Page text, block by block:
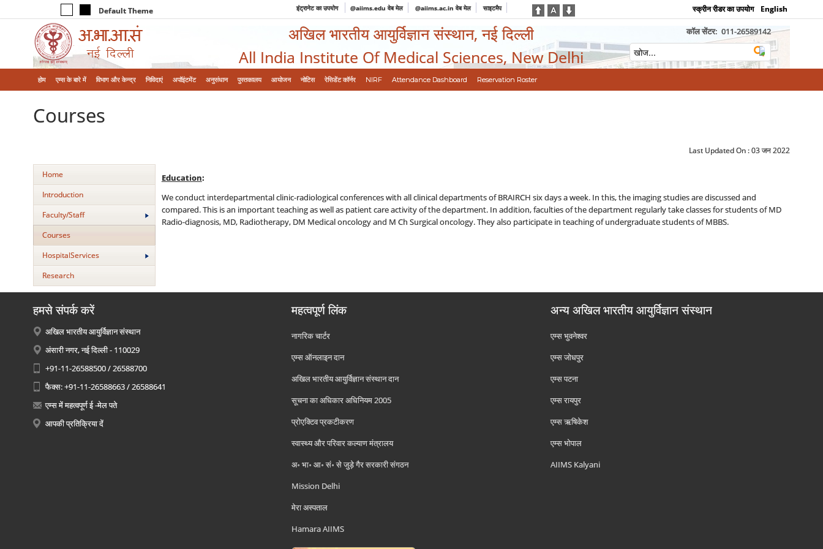
Default Theme इंट्रानेट का उपयोग @aiims.edu वेब मेल @aiims.ac.in वेब मेल साइटमैप स्क्रीन रीडर का उपयोग English
अखिल भारतीय आयुर्विज्ञान संस्थान, नई दिल्ली
All India Institute Of Medical Sciences, New Delhi
कॉल सेंटर: 011-26589142
होम एम्‍स के बारे में विभाग और केन्‍द्र निविदाएं अपॉइंटमेंट अनुसंधान पुस्तकालय आयोजन नोटिस रेसिडेंट कॉर्नर NIRF Attendance Dashboard Reservation Roster
Courses
Last Updated On :03 जन 2022
Home
Introduction
Faculty/Staff
Courses
HospitalServices
Research
Education:
We conduct interdepartmental clinic-radiological conferences with all clinical departments of BRAIRCH six days a week. In this, the imaging studies are discussed and
compared. This is an important teaching as well as patient care activity of the department. In addition, faculties of the department regularly take classes for students of MD
Radio-diagnosis, MD, Radiotherapy, DM Medical oncology and M Ch Surgical oncology. They also participate in teaching of undergraduate students of MBBS.
हमसे संपर्क करें
अखिल भारतीय आयुर्विज्ञान संस्थान
अंसारी नगर, नई दिल्ली - 110029
+91-11-26588500 / 26588700
फैक्स: +91-11-26588663 / 26588641
एम्स में महत्वपूर्ण ई -मेल पते
आपकी प्रतिक्रिया दें
महत्वपूर्ण लिंक
नागरिक चार्टर
एम्स ऑनलाइन दान
अखिल भारतीय आयुर्विज्ञान संस्थान दान
सूचना का अधिकार अधिनियम 2005
प्रोएक्टिव प्रकटीकरण
स्वास्थ्य और परिवार कल्याण मंत्रालय
अ॰ भा॰ आ॰ सं॰ से जुड़े गैर सरकारी संगठन
Mission Delhi
मेरा अस्पताल
Hamara AIIMS
अन्य अखिल भारतीय आयुर्विज्ञान संस्थान
एम्‍स भुवनेश्वर
एम्‍स जोधपुर
एम्‍स पटना
एम्‍स रायपुर
एम्‍स ऋषिकेश
एम्‍स भोपाल
AIIMS Kalyani